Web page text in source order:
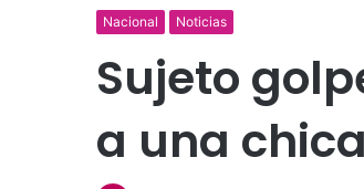
Nacional Noticias
Sujeto
a una